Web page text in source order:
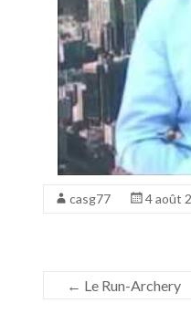
casg77 4 août
← Le Run-Archery